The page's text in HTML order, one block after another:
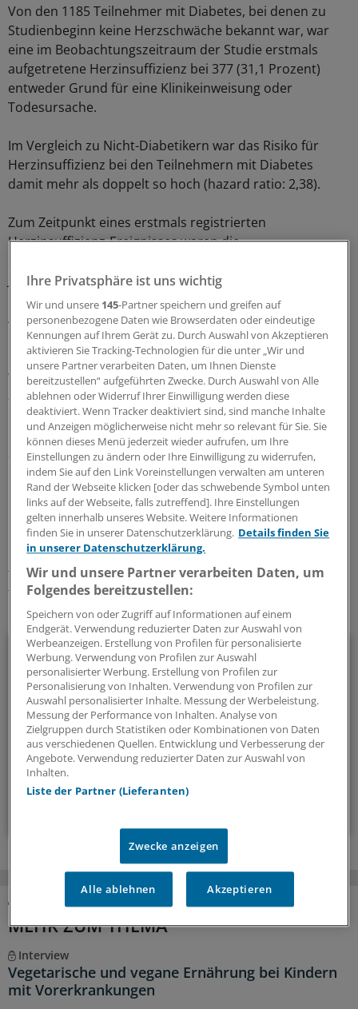
Von den 1185 Teilnehmer mit Diabetes, bei denen zu
Studienbeginn keine Herzschwäche bekannt war, war
eine im Beobachtungszeitraum der Studie erstmals
aufgetretene Herzinsuffizienz bei 377 (31,1 Prozent)
entweder Grund für eine Klinikeinweisung oder
Todesursache.
Im Vergleich zu Nicht-Diabetikern war das Risiko für
Herzinsuffizienz bei den Teilnehmern mit Diabetes
damit mehr als doppelt so hoch (hazard ratio: 2,38).
Zum Zeitpunkt eines erstmals registrierten
Herzinsuffizienz-Ereignisses waren die
Jahre jünger als davon betroffene Personen in der
Kontrollgruppe ohne Diabetes - ein signifikanter
Altersunterschied.
Und auch bei Todesfällen infolge von Herzinsuffizienz
war das Alter der Personen, die zuvor Diabetes hatten,
zum Zeitpunkt ihres Todes im Schnitt signifikant um
rund vier Jahre niedriger.
Mehr Infos zur Kardiologie unter:www.springermedizin.de
1
Schlagworte:
Diabetes mellitus Herzschwäche
Endokrinologie
Kardiologie
Ihr Newsletter zum Thema
Diabetologie
Mit diesem Newsletter sind Sie stets aktuell und umfassend
informiert über Diabetes, Adipositas und verwandte
Themen.
alle 2 Wochen (Donnerstag)
MEHR ZUM THEMA
Interview
Vegetarische und vegane Ernährung bei Kindern
mit Vorerkrankungen
Ihre Privatsphäre ist uns wichtig
Wir und unsere 145-Partner speichern und greifen auf
personenbezogene Daten wie Browserdaten oder eindeutige
Kennungen auf Ihrem Gerät zu. Durch Auswahl von Akzeptieren
aktivieren Sie Tracking-Technologien für die unter „Wir und
unsere Partner verarbeiten Daten, um Ihnen Dienste
bereitzustellen“ aufgeführten Zwecke. Durch Auswahl von Alle
ablehnen oder Widerruf Ihrer Einwilligung werden diese
deaktiviert. Wenn Tracker deaktiviert sind, sind manche Inhalte
und Anzeigen möglicherweise nicht mehr so relevant für Sie. Sie
können dieses Menü jederzeit wieder aufrufen, um Ihre
Einstellungen zu ändern oder Ihre Einwilligung zu widerrufen,
indem Sie auf den Link Voreinstellungen verwalten am unteren
Rand der Webseite klicken [oder das schwebende Symbol unten
links auf der Webseite, falls zutreffend]. Ihre Einstellungen
gelten innerhalb unseres Website. Weitere Informationen
finden Sie in unserer Datenschutzerklärung. Details finden Sie
in unserer Datenschutzerklärung.
Wir und unsere Partner verarbeiten Daten, um
Folgendes bereitzustellen:
Speichern von oder Zugriff auf Informationen auf einem
Endgerät. Verwendung reduzierter Daten zur Auswahl von
Werbeanzeigen. Erstellung von Profilen für personalisierte
Werbung. Verwendung von Profilen zur Auswahl
personalisierter Werbung. Erstellung von Profilen zur
Personalisierung von Inhalten. Verwendung von Profilen zur
Auswahl personalisierter Inhalte. Messung der Werbeleistung.
Messung der Performance von Inhalten. Analyse von
Zielgruppen durch Statistiken oder Kombinationen von Daten
aus verschiedenen Quellen. Entwicklung und Verbesserung der
Angebote. Verwendung reduzierter Daten zur Auswahl von
Inhalten.
Liste der Partner (Lieferanten)
Zwecke anzeigen
Alle ablehnen Akzeptieren